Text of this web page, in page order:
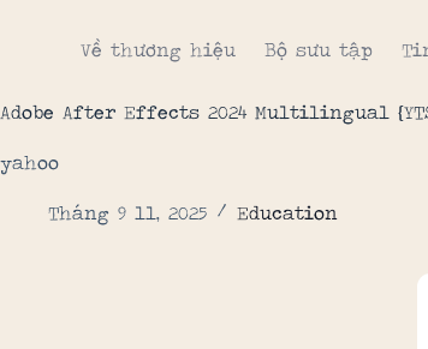
Về thương hiệu Bộ sưu tập
Adobe After Effects 2024 Multilingual
yahoo
Tháng 9 11, 2025 Education